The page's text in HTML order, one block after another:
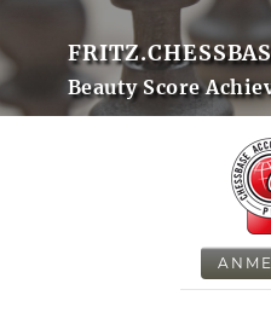
Beauty Score